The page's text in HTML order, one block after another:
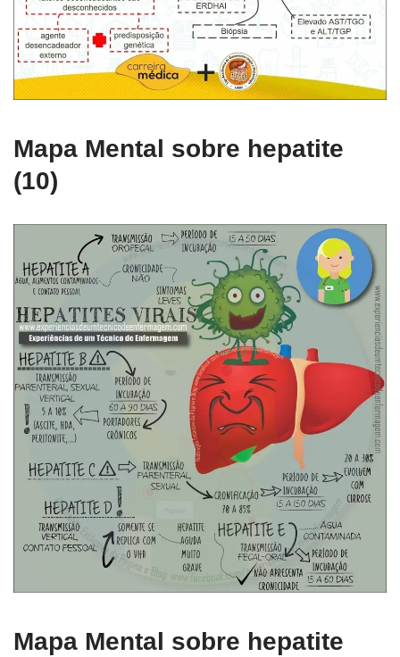
Mapa Mental sobre hepatite
(10)
Mapa Mental sobre hepatite